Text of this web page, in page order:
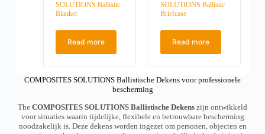
SOLUTIONS Ballistic
Blanket
Read more
SOLUTIONS Ballistic
Briefcase
Read more
COMPOSITES SOLUTIONS Ballistische Dekens voor professionele
bescherming
The COMPOSITES SOLUTIONS Ballistische Dekens zijn ontwikkeld
voor situaties waarin tijdelijke, flexibele en betrouwbare bescherming
noodzakelijk is. Deze dekens worden ingezet om personen, objecten en